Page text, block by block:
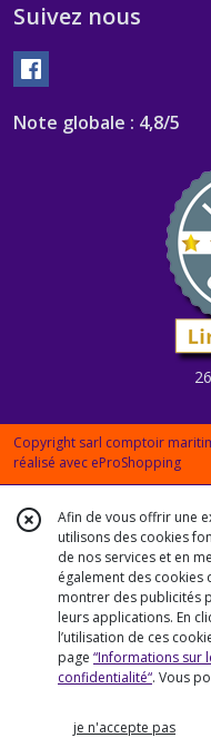
Suivez nous
Note globale : 4,8/5
Copyright sarl comptoir
réalisé avec eProShopping
Afin de vous offrir une
utilisons des cookies
de nos services et en
également des cookies
montrer des publicités
leurs applications. En
l’utilisation de ces
page “Informations sur
confidentialité“. Vous
je n'accepte pas